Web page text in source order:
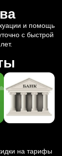
и помощь
с быстрой
на тарифы